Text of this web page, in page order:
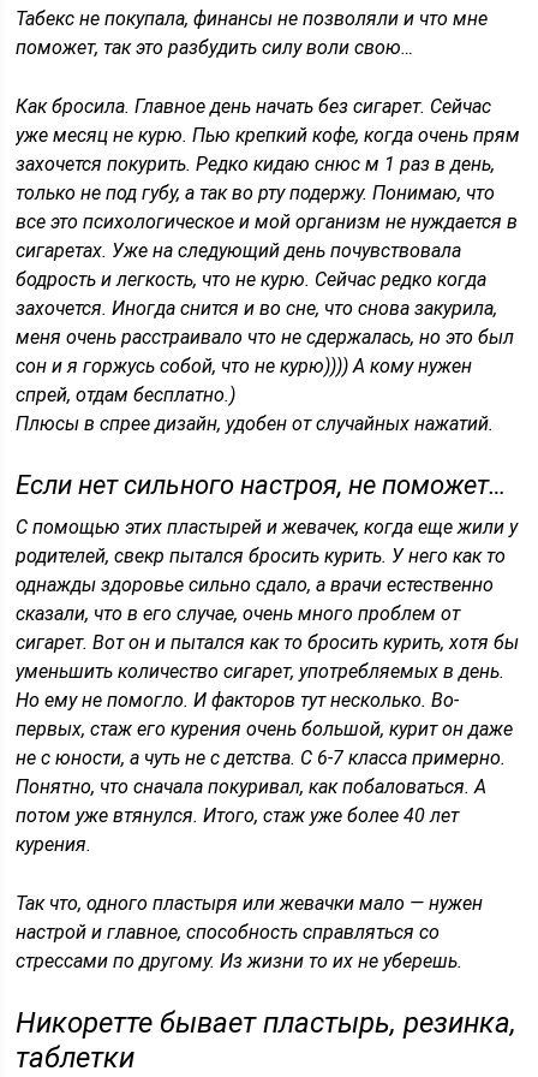
Табекс не покупала, финансы не позволяли и что мне
поможет, так это разбудить силу воли свою…
Как бросила. Главное день начать без сигарет. Сейчас
уже месяц не курю. Пью крепкий кофе, когда очень прям
захочется покурить. Редко кидаю снюс м 1 раз в день,
только не под губу, а так во рту подержу. Понимаю, что
все это психологическое и мой организм не нуждается в
сигаретах. Уже на следующий день почувствовала
бодрость и легкость, что не курю. Сейчас редко когда
захочется. Иногда снится и во сне, что снова закурила,
меня очень расстраивало что не сдержалась, но это был
сон и я горжусь собой, что не курю)))) А кому нужен
спрей, отдам бесплатно.)
Плюсы в спрее дизайн, удобен от случайных нажатий.
Если нет сильного настроя, не поможет…
С помощью этих пластырей и жевачек, когда еще жили у
родителей, свекр пытался бросить курить. У него как то
однажды здоровье сильно сдало, а врачи естественно
сказали, что в его случае, очень много проблем от
сигарет. Вот он и пытался как то бросить курить, хотя бы
уменьшить количество сигарет, употребляемых в день.
Но ему не помогло. И факторов тут несколько. Во-
первых, стаж его курения очень большой, курит он даже
не с юности, а чуть не с детства. С 6-7 класса примерно.
Понятно, что сначала покуривал, как побаловаться. А
потом уже втянулся. Итого, стаж уже более 40 лет
курения.
Так что, одного пластыря или жевачки мало — нужен
настрой и главное, способность справляться со
стрессами по другому. Из жизни то их не уберешь.
Никоретте бывает пластырь, резинка,
таблетки